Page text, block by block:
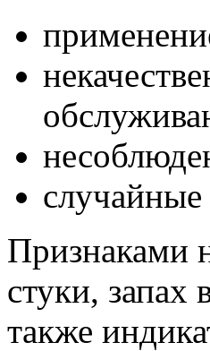
Признаками
стуки, запах
также